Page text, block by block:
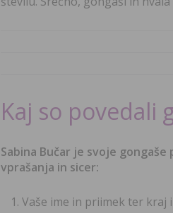
Kaj so povedali
Sabina Bučar je svoje
vprašanja in sicer:
Vaše ime in priimek ter kraj